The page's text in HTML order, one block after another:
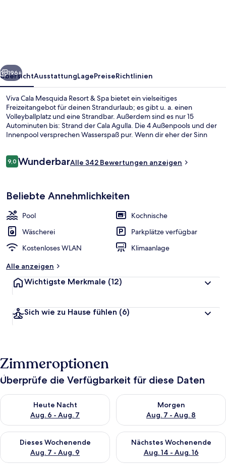
Weiter
196+
ÜbersichtAusstattungLagePreiseRichtlinien
Viva Cala Mesquida Resort & Spa bietet ein vielseitiges
Freizeitangebot für deinen Strandurlaub; es gibt u. a. einen
Volleyballplatz und eine Strandbar. Außerdem sind es nur 15
Autominuten bis: Strand der Cala Agulla. Die 4 Außenpools und der
Innenpool versprechen Wasserspaß pur. Wenn dir eher der Sinn
verwöhnen lassen. Caprice, eins von 5 Restaurants, ist zum
den Allgemeinzustand.
Bewertungen
9,09,0 von 10.
WunderbarAlle 342 Bewertungen anzeigen
Beliebte Annehmlichkeiten
Pool
Kochnische
Wäscherei
Parkplätze verfügbar
Kostenloses WLAN
Klimaanlage
Alle anzeigen
Wichtigste Merkmale (12)
Sich wie zu Hause fühlen (6)
Zimmeroptionen
Überprüfe die Verfügbarkeit für diese Daten
Heute Nacht
Aug. 6 - Aug. 7
Überprüfe die Verfügbarkeit für heute Nacht, Aug. 6 - Aug. 7.
Morgen
Aug. 7 - Aug. 8
Überprüfe die Verfügbarkeit
Dieses Wochenende
Aug. 7 - Aug. 9
Überprüfe die Verfügbarkeit für dieses Wochenende, Aug. 7
Nächstes Wochenende
Aug. 14 - Aug. 16
Überprüfe die Verfügbarkeit